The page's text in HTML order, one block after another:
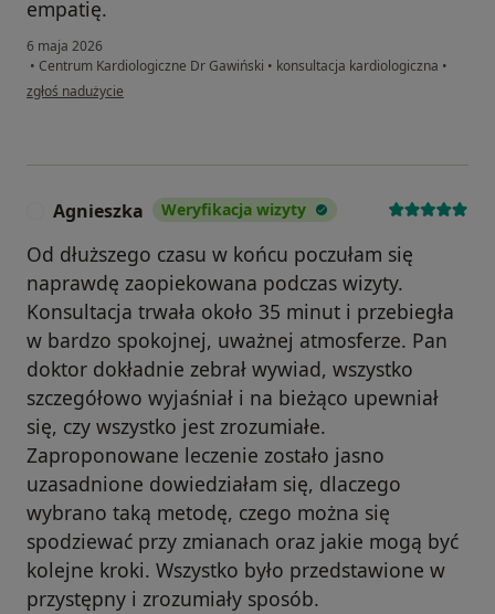
empatię.
6 maja 2026
• Centrum Kardiologiczne Dr Gawiński • konsultacja kardiologiczna •
w opinii użytkownika Joanna Ś.
zgłoś nadużycie
Agnieszka Weryfikacja wizyty
Od dłuższego czasu w końcu poczułam się
naprawdę zaopiekowana podczas wizyty.
Konsultacja trwała około 35 minut i przebiegła
w bardzo spokojnej, uważnej atmosferze. Pan
doktor dokładnie zebrał wywiad, wszystko
szczegółowo wyjaśniał i na bieżąco upewniał
się, czy wszystko jest zrozumiałe.
Zaproponowane leczenie zostało jasno
uzasadnione dowiedziałam się, dlaczego
wybrano taką metodę, czego można się
spodziewać przy zmianach oraz jakie mogą być
kolejne kroki. Wszystko było przedstawione w
przystępny i zrozumiały sposób.